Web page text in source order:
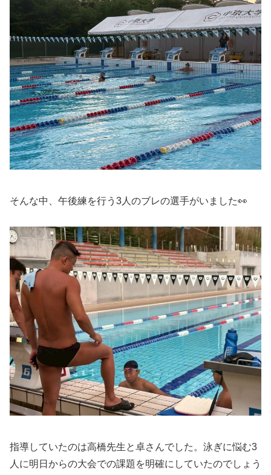
そんな中、午後練を行う3人のブレの選手がいました👀
指導していたのは高橋先生と卓さんでした。泳ぎに悩む3
人に明日からの大会での課題を明確にしていたのでしょう